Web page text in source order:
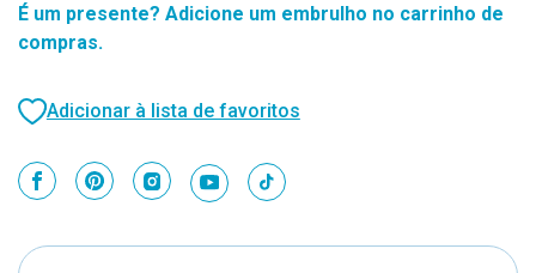
É um presente? Adicione um embrulho no carrinho de
compras.
Adicionar à lista de favoritos